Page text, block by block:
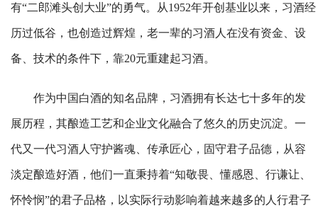
有“二郎滩头创大业”的勇气。从1952年开创基业以来，习酒经
历过低谷，也创造过辉煌，老一辈的习酒人在没有资金、设
备、技术的条件下，靠20元重建起习酒。
作为中国白酒的知名品牌，习酒拥有长达七十多年的发
展历程，其酿造工艺和企业文化融合了悠久的历史沉淀。一
代又一代习酒人守护酱魂、传承匠心，固守君子品德，从容
淡定酿造好酒，他们一直秉持着“知敬畏、懂感恩、行谦让、
怀怜悯”的君子品格，以实际行动影响着越来越多的人行君子